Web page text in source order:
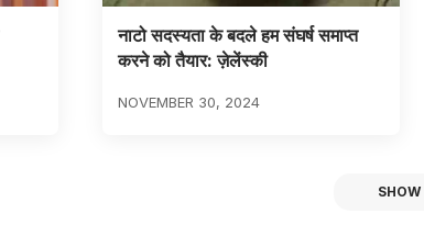
नाटो सदस्यता के बदले हम संघर्ष समाप्त
करने को तैयार: ज़ेलेंस्की
NOVEMBER 30, 2024
SHOW